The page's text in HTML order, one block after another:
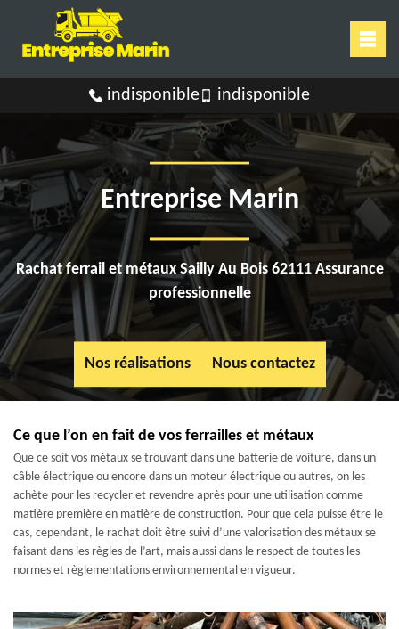
indisponible indisponible
Entreprise Marin
Rachat ferrail et métaux Sailly Au Bois 62111 Assurance
professionnelle
Nos réalisations Nous contactez
Ce que l’on en fait de vos ferrailles et métaux
Que ce soit vos métaux se trouvant dans une batterie de voiture, dans un
câble électrique ou encore dans un moteur électrique ou autres, on les
achète pour les recycler et revendre après pour une utilisation comme
matière première en matière de construction. Pour que cela puisse être le
cas, cependant, le rachat doit être suivi d’une valorisation des métaux se
faisant dans les règles de l’art, mais aussi dans le respect de toutes les
normes et règlementations environnemental en vigueur.